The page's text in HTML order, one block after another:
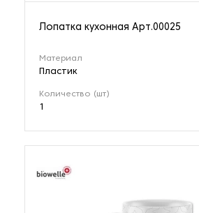
Лопатка кухонная Арт.00025
Материал
Пластик
Количество (шт)
1